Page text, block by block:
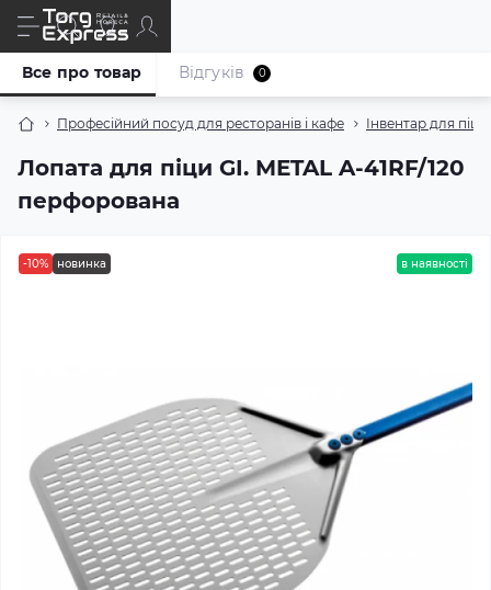
Професійний посуд для ресторанів і кафе Інвентар для
Лопата для піци GI. METAL A-41RF/120
перфорована
Все про товар Відгуків 0
-10% новинка в наявності